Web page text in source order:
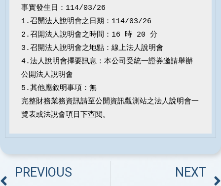
事實發生日：114/03/26
1.召開法人說明會之日期：114/03/26
2.召開法人說明會之時間：16 時 20 分
3.召開法人說明會之地點：線上法人說明會
4.法人說明會擇要訊息：本公司受統一證券邀請舉辦
公開法人說明會
5.其他應敘明事項：無
完整財務業務資訊請至公開資訊觀測站之法人說明會一
覽表或法說會項目下查閱。
PREVIOUS NEXT